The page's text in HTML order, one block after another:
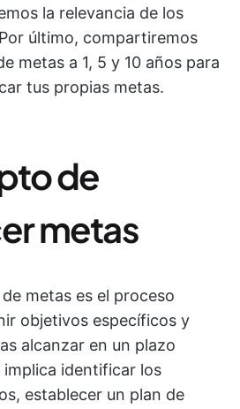
la relevancia de los
último, compartiremos
metas a 1, 5 y 10 años para
tus propias metas.
de
metas
metas es el proceso
objetivos específicos y
alcanzar en un plazo
identificar los
establecer un plan de